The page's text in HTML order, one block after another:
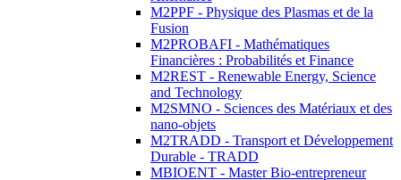
M2PPF - Physique des Plasmas et de la
Fusion
M2PROBAFI - Mathématiques
Financières : Probabilités et Finance
M2REST - Renewable Energy, Science
and Technology
M2SMNO - Sciences des Matériaux et des
nano-objets
M2TRADD - Transport et Développement
Durable - TRADD
MBIOENT - Master Bio-entrepreneur